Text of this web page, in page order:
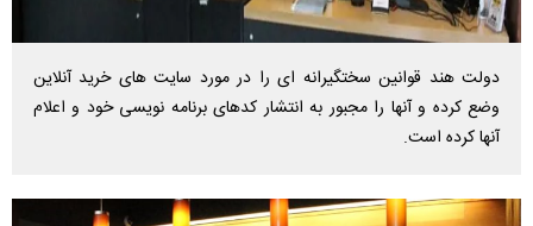
دولت هند قوانین سختگیرانه ای را در مورد سایت های خرید آنلاین
وضع کرده و آنها را مجبور به انتشار کدهای برنامه نویسی خود و اعلام
آنها کرده است.